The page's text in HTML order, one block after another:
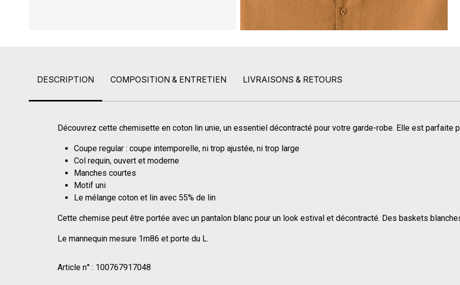
DESCRIPTION COMPOSITION & ENTRETIEN LIVRAISONS & RETOURS
Découvrez cette chemisette en coton lin unie, un essentiel décontracté pour votre garde-robe. Elle est parfaite
Coupe regular : coupe intemporelle, ni trop ajustée, ni trop large
Col requin, ouvert et moderne
Manches courtes
Motif uni
Le mélange coton et lin avec 55% de lin
Cette chemise peut être portée avec un pantalon blanc pour un look estival et décontracté. Des baskets
Le mannequin mesure 1m86 et porte du L.
Article n° : 100767917048